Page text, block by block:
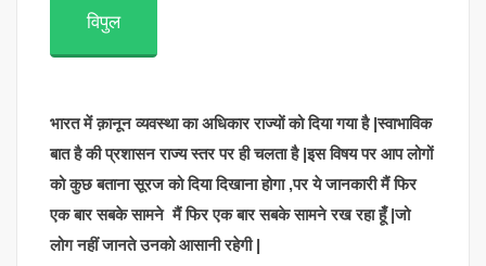
विपुल
भारत में क़ानून व्यवस्था का अधिकार राज्यों को दिया गया है |स्वाभाविक
बात है की प्रशासन राज्य स्तर पर ही चलता है |इस विषय पर आप लोगों
को कुछ बताना सूरज को दिया दिखाना होगा ,पर ये जानकारी मैं फिर
एक बार सबके सामने मैं फिर एक बार सबके सामने रख रहा हूँ |जो
लोग नहीं जानते उनको आसानी रहेगी |